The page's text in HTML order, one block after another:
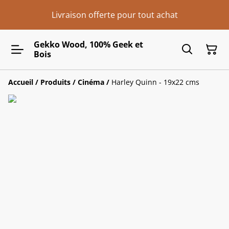
Livraison offerte pour tout achat
Gekko Wood, 100% Geek et
Bois
Accueil / Produits / Cinéma / Harley Quinn - 19x22 cms